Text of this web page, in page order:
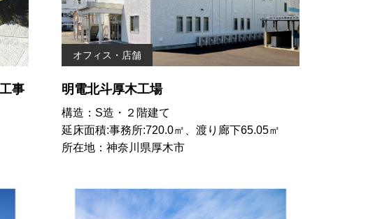
事
オフィス・店舗
明電北斗厚木工場
構造：S造・２階建て
延床面積:事務所:720.0㎡、渡り廊下65.05㎡
所在地：神奈川県厚木市